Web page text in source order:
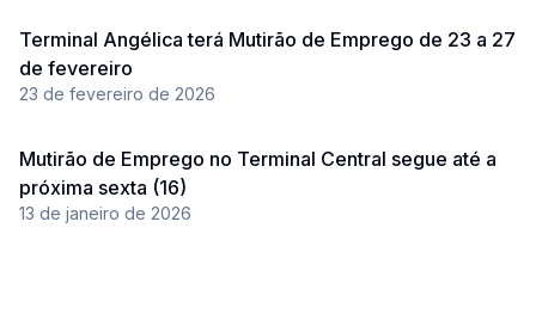
Terminal Angélica terá Mutirão de Emprego de 23 a 27
de fevereiro
23 de fevereiro de 2026
Mutirão de Emprego no Terminal Central segue até a
próxima sexta (16)
13 de janeiro de 2026